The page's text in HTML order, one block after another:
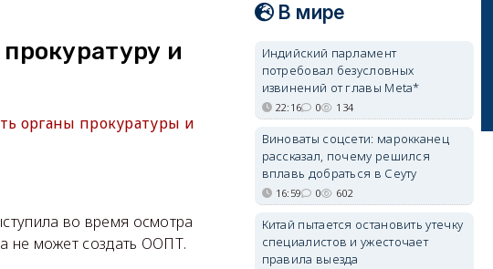
и
органы прокуратуры и
во время осмотра
не может создать ООПТ.
В мире
Индийский парламент
потребовал безусловных
извинений от главы Meta*
22:16 0 134
Виноваты соцсети: марокканец
рассказал, почему решился
вплавь добраться в Сеуту
16:59 0 602
Китай пытается остановить утечку
специалистов и ужесточает
правила выезда